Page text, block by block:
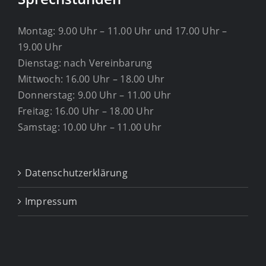
Montag: 9.00 Uhr – 11.00 Uhr und 17.00 Uhr –
19.00 Uhr
Dienstag: nach Vereinbarung
Mittwoch: 16.00 Uhr – 18.00 Uhr
Donnerstag: 9.00 Uhr – 11.00 Uhr
Freitag: 16.00 Uhr – 18.00 Uhr
Samstag: 10.00 Uhr – 11.00 Uhr
Datenschutzerklärung
Impressum